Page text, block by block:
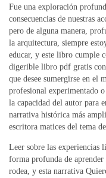
Fue una exploración
consecuencias de nuestras
pero de alguna manera,
la arquitectura, siempre
educar, y este libro cumple
digerible libro pdf gratis
que desee sumergirse en el
profesional experimentado
la capacidad del autor para
narrativa histórica más
escritora matices del tema
Leer sobre las experiencias
forma profunda de
rodea, y esta narrativa